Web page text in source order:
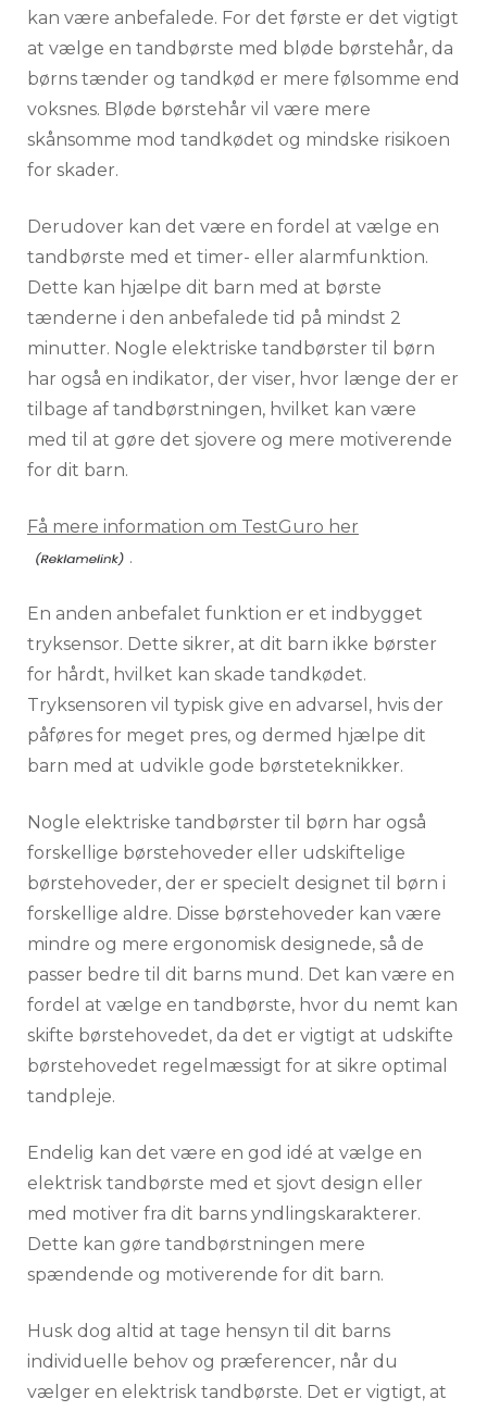
kan være anbefalede. For det første er det vigtigt
at vælge en tandbørste med bløde børstehår, da
børns tænder og tandkød er mere følsomme end
voksnes. Bløde børstehår vil være mere
skånsomme mod tandkødet og mindske risikoen
for skader.
Derudover kan det være en fordel at vælge en
tandbørste med et timer- eller alarmfunktion.
Dette kan hjælpe dit barn med at børste
tænderne i den anbefalede tid på mindst 2
minutter. Nogle elektriske tandbørster til børn
har også en indikator, der viser, hvor længe der er
tilbage af tandbørstningen, hvilket kan være
med til at gøre det sjovere og mere motiverende
for dit barn.
Få mere information om TestGuro her
.
En anden anbefalet funktion er et indbygget
tryksensor. Dette sikrer, at dit barn ikke børster
for hårdt, hvilket kan skade tandkødet.
Tryksensoren vil typisk give en advarsel, hvis der
påføres for meget pres, og dermed hjælpe dit
barn med at udvikle gode børsteteknikker.
Nogle elektriske tandbørster til børn har også
forskellige børstehoveder eller udskiftelige
børstehoveder, der er specielt designet til børn i
forskellige aldre. Disse børstehoveder kan være
mindre og mere ergonomisk designede, så de
passer bedre til dit barns mund. Det kan være en
fordel at vælge en tandbørste, hvor du nemt kan
skifte børstehovedet, da det er vigtigt at udskifte
børstehovedet regelmæssigt for at sikre optimal
tandpleje.
Endelig kan det være en god idé at vælge en
elektrisk tandbørste med et sjovt design eller
med motiver fra dit barns yndlingskarakterer.
Dette kan gøre tandbørstningen mere
spændende og motiverende for dit barn.
Husk dog altid at tage hensyn til dit barns
individuelle behov og præferencer, når du
vælger en elektrisk tandbørste. Det er vigtigt, at